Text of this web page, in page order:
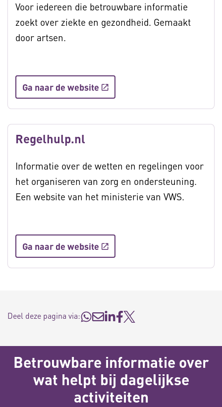
Voor iedereen die betrouwbare informatie
zoekt over ziekte en gezondheid. Gemaakt
door artsen.
Ga naar de website
Regelhulp.nl
Informatie over de wetten en regelingen voor
het organiseren van zorg en ondersteuning.
Een website van het ministerie van VWS.
Ga naar de website
Deel deze pagina via:
Betrouwbare informatie over
wat helpt bij dagelijkse
activiteiten